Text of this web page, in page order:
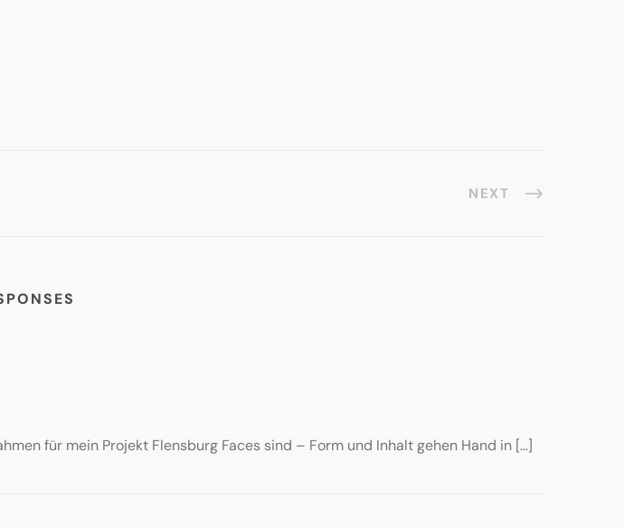
NEXT
für mein Projekt Flensburg Faces sind – Form und Inhalt gehen Hand in […]